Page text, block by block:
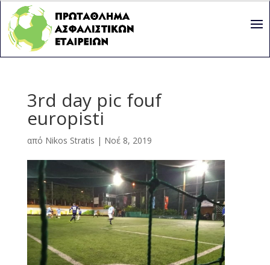
3rd day pic fouf
europisti
από Nikos Stratis | Νοέ 8, 2019